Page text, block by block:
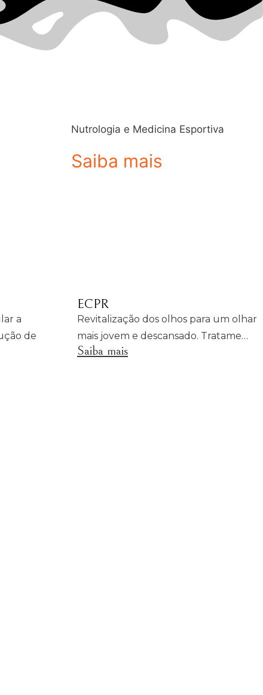
Nutrologia e Medicina Esportiva
Saiba mais
a
de
ECPR
Revitalização dos olhos para um olhar
mais jovem e descansado. Tratame…
Saiba mais